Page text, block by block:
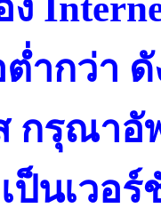
ำกว่า
กรุณาอั
ป็นเวอ